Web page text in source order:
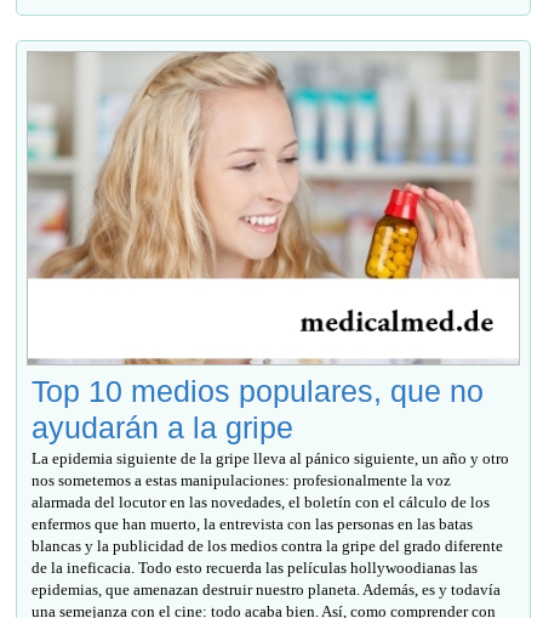
Top 10 medios populares, que no
ayudarán a la gripe
La epidemia siguiente de la gripe lleva al pánico siguiente, un año y otro
nos sometemos a estas manipulaciones: profesionalmente la voz
alarmada del locutor en las novedades, el boletín con el cálculo de los
enfermos que han muerto, la entrevista con las personas en las batas
blancas y la publicidad de los medios contra la gripe del grado diferente
de la ineficacia. Todo esto recuerda las películas hollywoodianas las
epidemias, que amenazan destruir nuestro planeta. Además, es y todavía
una semejanza con el cine: todo acaba bien. Así, como comprender con